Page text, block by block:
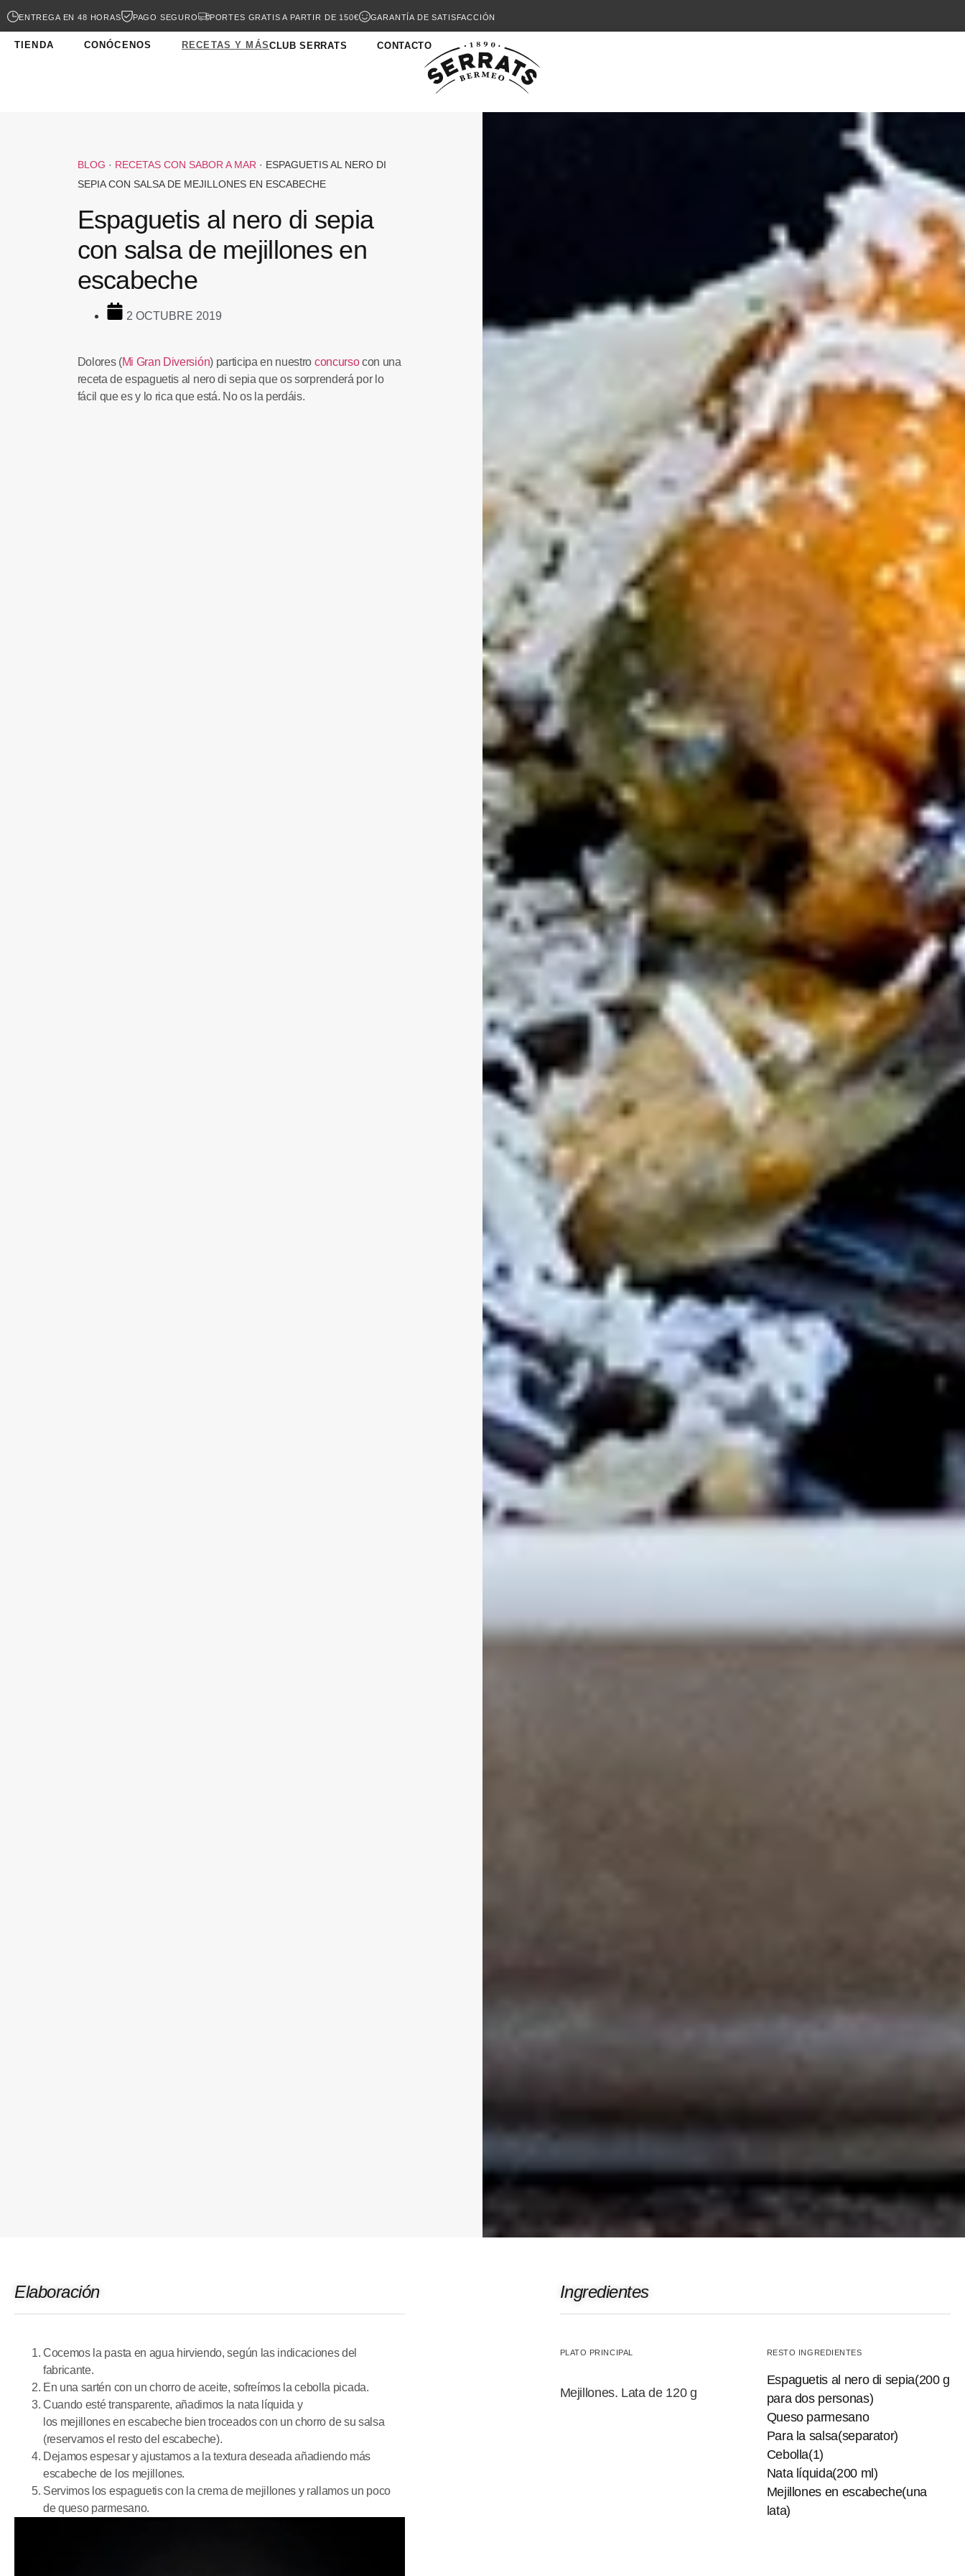
ENTREGA EN 48 HORAS PAGO SEGURO PORTES GRATIS A PARTIR DE 150€ GARANTÍA DE SATISFACCIÓN
TIENDA CONÓCENOS RECETAS Y MÁSCLUB SERRATS CONTACTO
BLOG · RECETAS CON SABOR A MAR· ESPAGUETIS AL NERO DI
SEPIA CON SALSA DE MEJILLONES EN ESCABECHE
Espaguetis al nero di sepia
con salsa de mejillones en
escabeche
2 OCTUBRE 2019
Dolores(Mi Gran Diversión) participa en nuestro concursocon una
receta de espaguetis al nero di sepiaque os sorprenderá por lo
fácil que es y lo rica que está. No os la perdáis.
Elaboración
Cocemos la pasta en agua hirviendo, según las indicaciones del
fabricante.
En una sartén con un chorro de aceite, sofreímos la cebolla picada.
Cuando esté transparente, añadimos la nata líquida y
los mejillonesenescabeche bien troceadoscon un chorro de su salsa
(reservamos el resto del escabeche).
Dejamos espesar y ajustamos a la textura deseada añadiendo más
escabeche de los mejillones.
Servimos los espaguetiscon la crema de mejillones y rallamos un poco
de queso parmesano.
Ingredientes
PLATO PRINCIPAL
Mejillones. Lata de 120 g
RESTO INGREDIENTES
Espaguetis al nero di sepia(200 g
para dos personas)
Queso parmesano
Para la salsa(separator)
Cebolla(1)
Nata líquida(200 ml)
Mejillones en escabeche(una
lata)